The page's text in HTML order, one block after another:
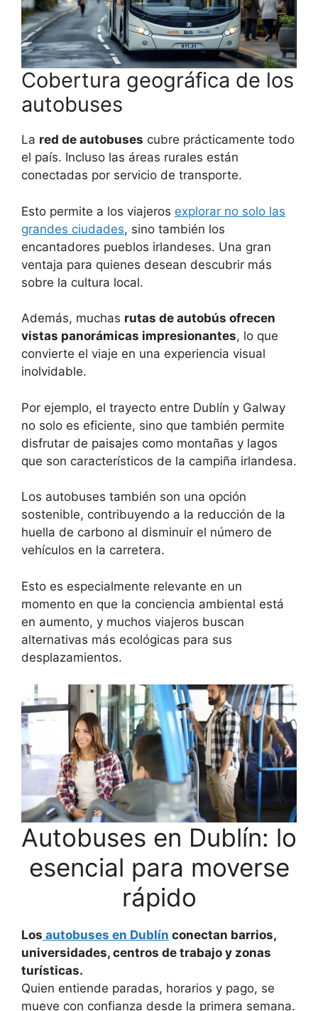
Cobertura geográfica de los
autobuses
La red de autobuses cubre prácticamente todo
el país. Incluso las áreas rurales están
conectadas por servicio de transporte.
Esto permite a los viajeros explorar no solo las
grandes ciudades, sino también los
encantadores pueblos irlandeses. Una gran
ventaja para quienes desean descubrir más
sobre la cultura local.
Además, muchas rutas de autobús ofrecen
vistas panorámicas impresionantes, lo que
convierte el viaje en una experiencia visual
inolvidable.
Por ejemplo, el trayecto entre Dublín y Galway
no solo es eficiente, sino que también permite
disfrutar de paisajes como montañas y lagos
que son característicos de la campiña irlandesa.
Los autobuses también son una opción
sostenible, contribuyendo a la reducción de la
huella de carbono al disminuir el número de
vehículos en la carretera.
Esto es especialmente relevante en un
momento en que la conciencia ambiental está
en aumento, y muchos viajeros buscan
alternativas más ecológicas para sus
desplazamientos.
Autobuses en Dublín: lo
esencial para moverse
rápido
Los autobuses en Dublín conectan barrios,
universidades, centros de trabajo y zonas
turísticas.
Quien entiende paradas, horarios y pago, se
mueve con confianza desde la primera semana.